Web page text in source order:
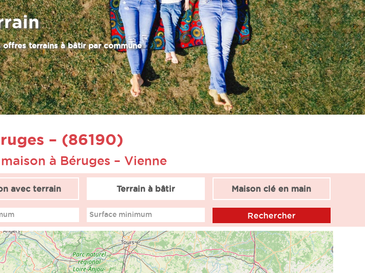
offres terrains à bâtir par commune
– (86190)
à Béruges – Vienne
avec terrain Terrain à bâtir Maison clé en main
Surface minimum